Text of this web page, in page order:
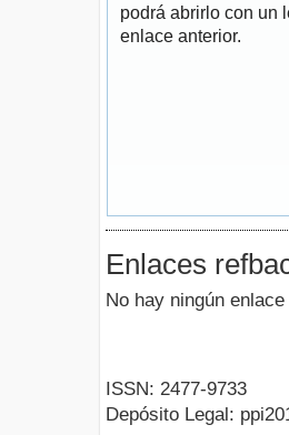
podrá abrirlo con un
enlace anterior.
Enlaces
No hay ningún
ISSN: 2477-9733
Depósito Legal: